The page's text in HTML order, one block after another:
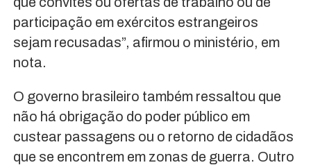
participação em exércitos estrangeiros
sejam recusadas”, afirmou o ministério, em
nota.
O governo brasileiro também ressaltou que
não há obrigação do poder público em
custear passagens ou o retorno de cidadãos
que se encontrem em zonas de guerra. Outro